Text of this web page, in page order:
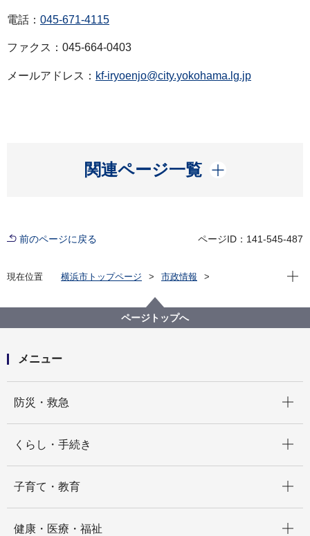
電話： 045-671-4115
ファクス：045-664-0403
メールアドレス： kf-iryoenjo@city.yokohama.lg.jp
関連ページ一覧
開く
前のページに戻る ページID：141-545-487
現在位置 横浜市トップページ
市政情報
重度障害者医療費助成制度における自動償還による支
給誤りについて
現在
ページトップへ
メニュー
防災・救急
くらし・手続き
子育て・教育
健康・医療・福祉